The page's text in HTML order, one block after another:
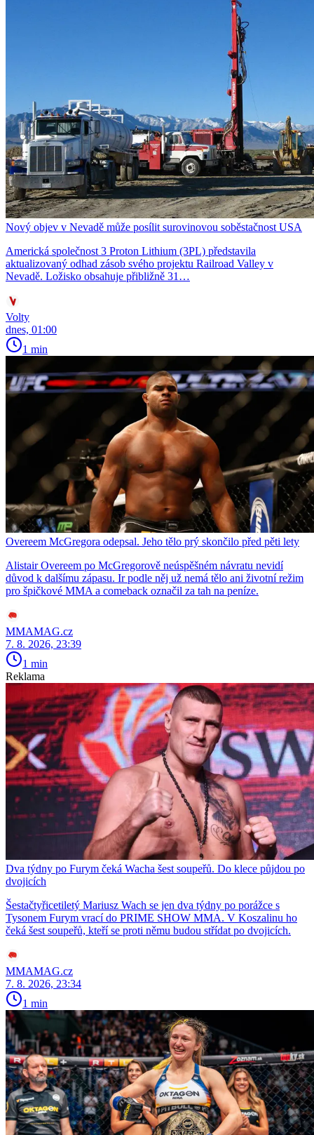
Nový objev v Nevadě může posílit surovinovou soběstačnost USA
Americká společnost 3 Proton Lithium (3PL) představila
aktualizovaný odhad zásob svého projektu Railroad Valley v
Nevadě. Ložisko obsahuje přibližně 31…
Volty
dnes, 01:00
1 min
Overeem McGregora odepsal. Jeho tělo prý skončilo před pěti lety
Alistair Overeem po McGregorově neúspěšném návratu nevidí
důvod k dalšímu zápasu. Ir podle něj už nemá tělo ani životní režim
pro špičkové MMA a comeback označil za tah na peníze.
MMAMAG.cz
7. 8. 2026, 23:39
1 min
Reklama
Dva týdny po Furym čeká Wacha šest soupeřů. Do klece půjdou po
dvojicích
Šestačtyřicetiletý Mariusz Wach se jen dva týdny po porážce s
Tysonem Furym vrací do PRIME SHOW MMA. V Koszalinu ho
čeká šest soupeřů, kteří se proti němu budou střídat po dvojicích.
MMAMAG.cz
7. 8. 2026, 23:34
1 min